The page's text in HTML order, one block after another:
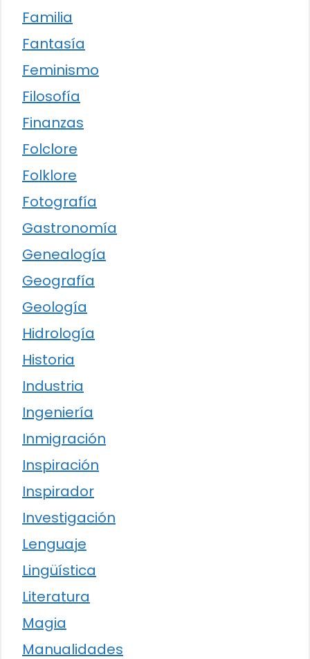
Familia
Fantasía
Feminismo
Filosofía
Finanzas
Folclore
Folklore
Fotografía
Gastronomía
Genealogía
Geografía
Geología
Hidrología
Historia
Industria
Ingeniería
Inmigración
Inspiración
Inspirador
Investigación
Lenguaje
Lingüística
Literatura
Magia
Manualidades